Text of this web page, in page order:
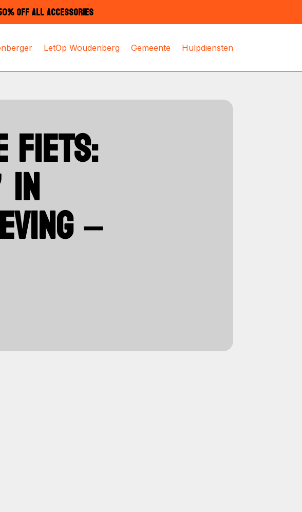
OFF ALL ACCESSORIES
LetOp Woudenberg Gemeente Hulpdiensten
FIETS:
–